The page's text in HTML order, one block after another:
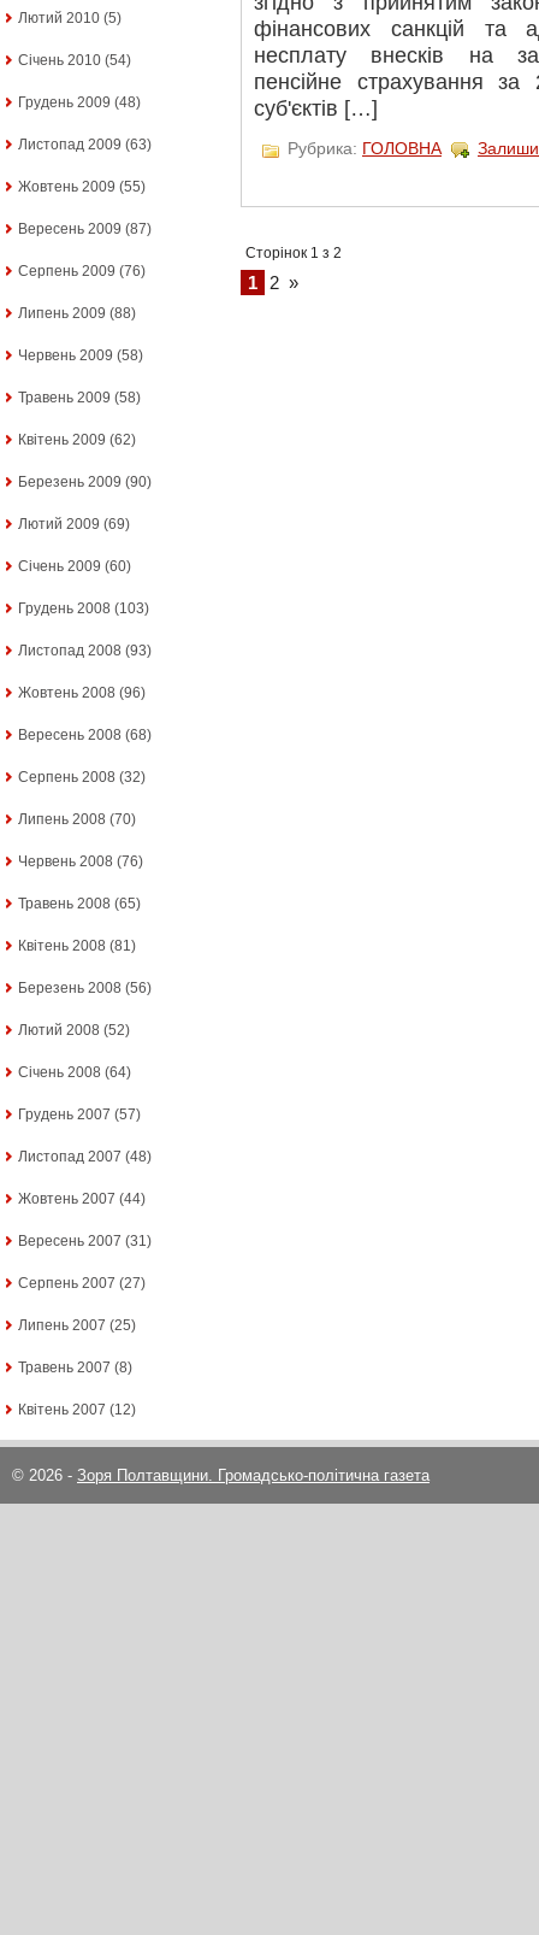
Лютий 2010 (5)
Січень 2010 (54)
Грудень 2009 (48)
Листопад 2009 (63)
Жовтень 2009 (55)
Вересень 2009 (87)
Серпень 2009 (76)
Липень 2009 (88)
Червень 2009 (58)
Травень 2009 (58)
Квітень 2009 (62)
Березень 2009 (90)
Лютий 2009 (69)
Січень 2009 (60)
Грудень 2008 (103)
Листопад 2008 (93)
Жовтень 2008 (96)
Вересень 2008 (68)
Серпень 2008 (32)
Липень 2008 (70)
Червень 2008 (76)
Травень 2008 (65)
Квітень 2008 (81)
Березень 2008 (56)
Лютий 2008 (52)
Січень 2008 (64)
Грудень 2007 (57)
Листопад 2007 (48)
Жовтень 2007 (44)
Вересень 2007 (31)
Серпень 2007 (27)
Липень 2007 (25)
Травень 2007 (8)
Квітень 2007 (12)
фінансових санкцій та
несплату внесків на
пенсійне страхування
суб'єктів […]
Рубрика: ГОЛОВНА
Сторінок 1 з 2
1 2 »
© 2026 - Зоря Полтавщини. Громадсько-політична газета